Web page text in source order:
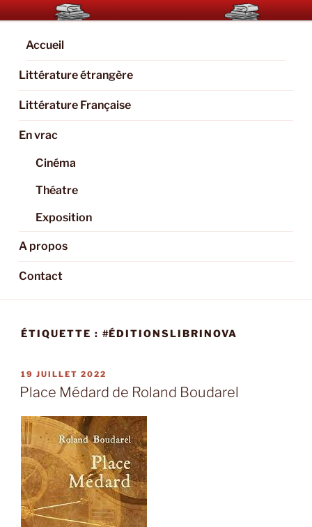
Aller
au
contenu
principal
BOOKAHOLIC.PARIS
Blog Littéraire et Culturel
Accueil
Littérature étrangère
Littérature Française
En vrac
Cinéma
Théatre
Exposition
A propos
Contact
ÉTIQUETTE : #ÉDITIONSLIBRINOVA
PUBLIÉ
LE
19 JUILLET 2022
Place Médard de Roland Boudarel